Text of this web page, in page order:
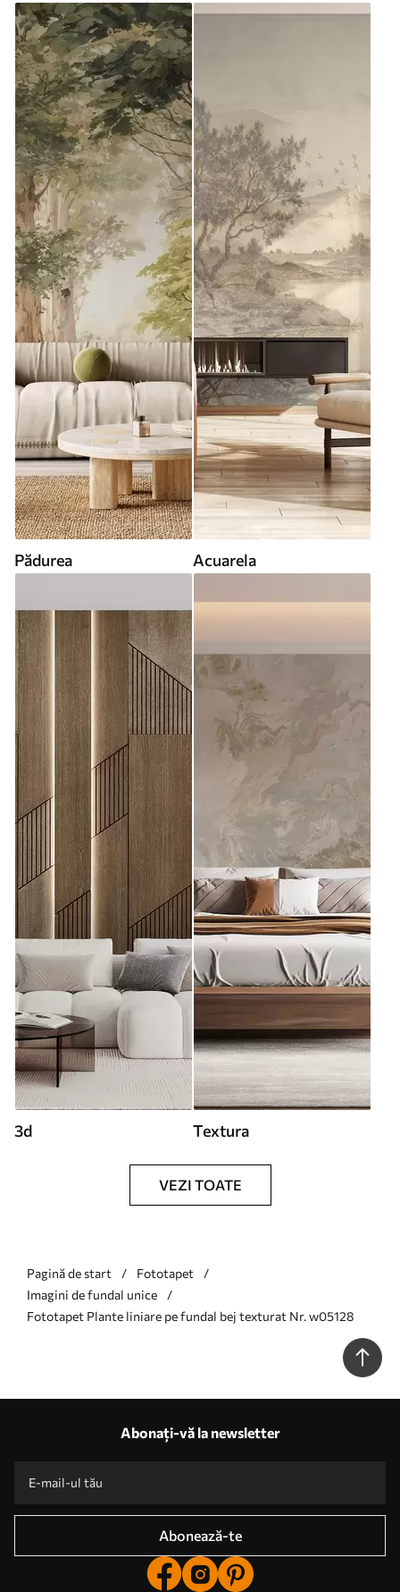
Pădurea Acuarela
3d Textura
VEZI TOATE
Pagină de start
Fototapet
Imagini de fundal unice
Fototapet Plante liniare pe fundal bej texturat Nr. w05128
Abonați-vă la newsletter
Abonează-te